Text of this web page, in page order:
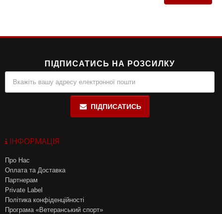
ПІДПИСАТИСЬ НА РОЗСИЛКУ
ПІДПИСАТИСЬ
ІНФОРМАЦІЯ
Про Нас
Оплата та Доставка
Партнерам
Private Label
Політика конфіденційності
Програма «Ветеранський спорт»